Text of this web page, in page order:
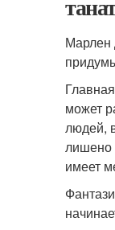
Марлен
может
людей,
лишено
имеет